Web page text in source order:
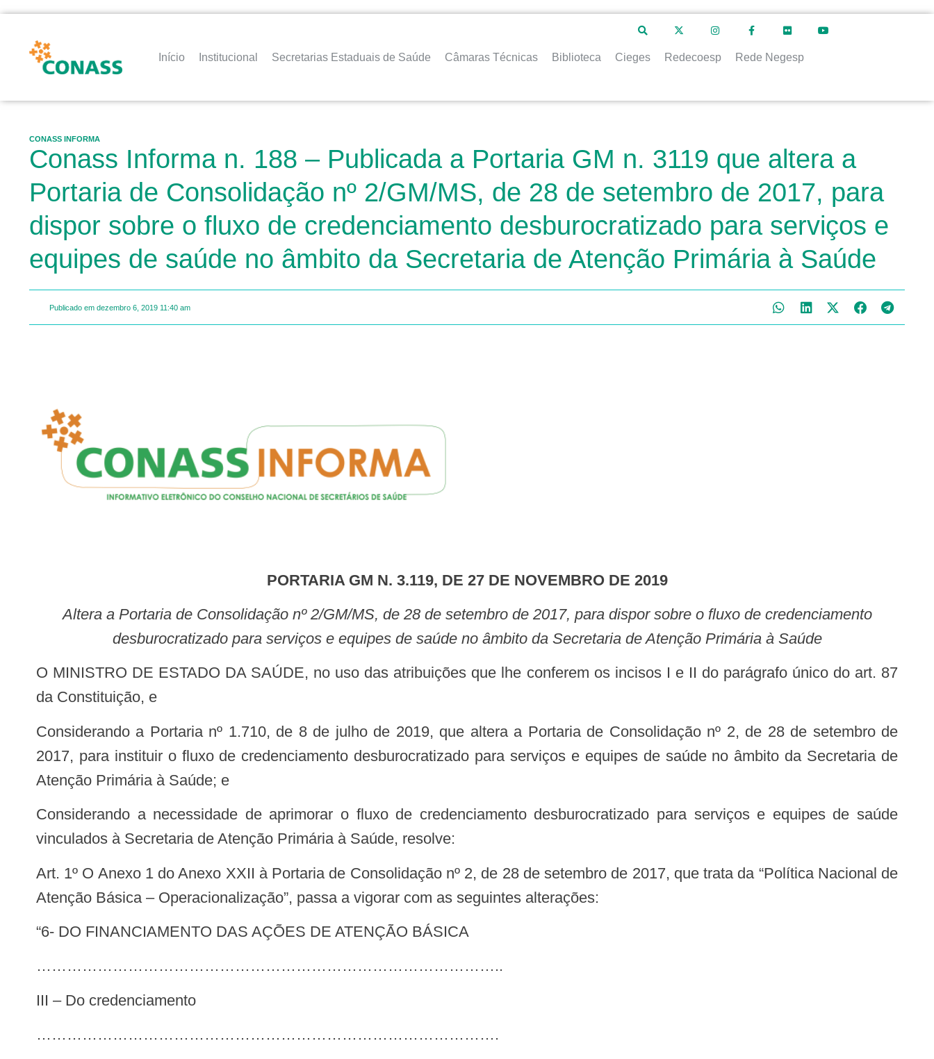
Início Institucional Secretarias Estaduais de Saúde Câmaras Técnicas Biblioteca Cieges Redecoesp Rede Negesp
CONASS INFORMA
Conass Informa n. 188 – Publicada a Portaria GM n. 3119 que altera a
Portaria de Consolidação nº 2/GM/MS, de 28 de setembro de 2017, para
dispor sobre o fluxo de credenciamento desburocratizado para serviços e
equipes de saúde no âmbito da Secretaria de Atenção Primária à Saúde
Publicado em dezembro 6, 2019 11:40 am
PORTARIA GM N. 3.119, DE 27 DE NOVEMBRO DE 2019
Altera a Portaria de Consolidação nº 2/GM/MS, de 28 de setembro de 2017, para dispor sobre o fluxo de credenciamento
desburocratizado para serviços e equipes de saúde no âmbito da Secretaria de Atenção Primária à Saúde
O MINISTRO DE ESTADO DA SAÚDE, no uso das atribuições que lhe conferem os incisos I e II do parágrafo único do art. 87
da Constituição, e
Considerando a Portaria nº 1.710, de 8 de julho de 2019, que altera a Portaria de Consolidação nº 2, de 28 de setembro de
2017, para instituir o fluxo de credenciamento desburocratizado para serviços e equipes de saúde no âmbito da Secretaria de
Atenção Primária à Saúde; e
Considerando a necessidade de aprimorar o fluxo de credenciamento desburocratizado para serviços e equipes de saúde
vinculados à Secretaria de Atenção Primária à Saúde, resolve:
Art. 1º O Anexo 1 do Anexo XXII à Portaria de Consolidação nº 2, de 28 de setembro de 2017, que trata da “Política Nacional de
Atenção Básica – Operacionalização”, passa a vigorar com as seguintes alterações:
“6- DO FINANCIAMENTO DAS AÇÕES DE ATENÇÃO BÁSICA
………………………………………………………………………………..
III – Do credenciamento
……………………………………………………………………………….